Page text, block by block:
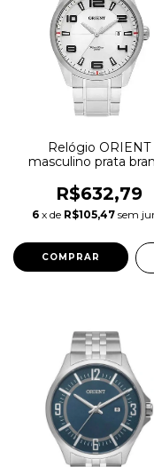
Relógio ORIENT
masculino prata
R$632,79
6 x de R$105,47 sem